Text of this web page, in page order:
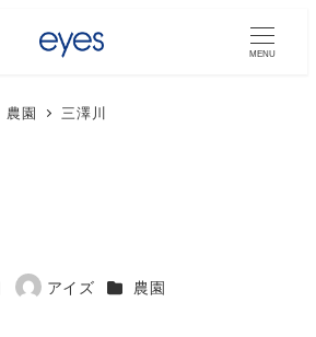
MENU
農園 三澤川
著
アイズ カテゴリー
農園